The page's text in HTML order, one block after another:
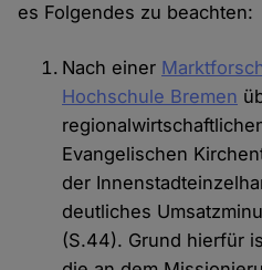
es Folgendes zu beachten:
Nach einer
Hochschule Bremen
Evangelischen
der
deutliches
(S.44). Grund hierfür